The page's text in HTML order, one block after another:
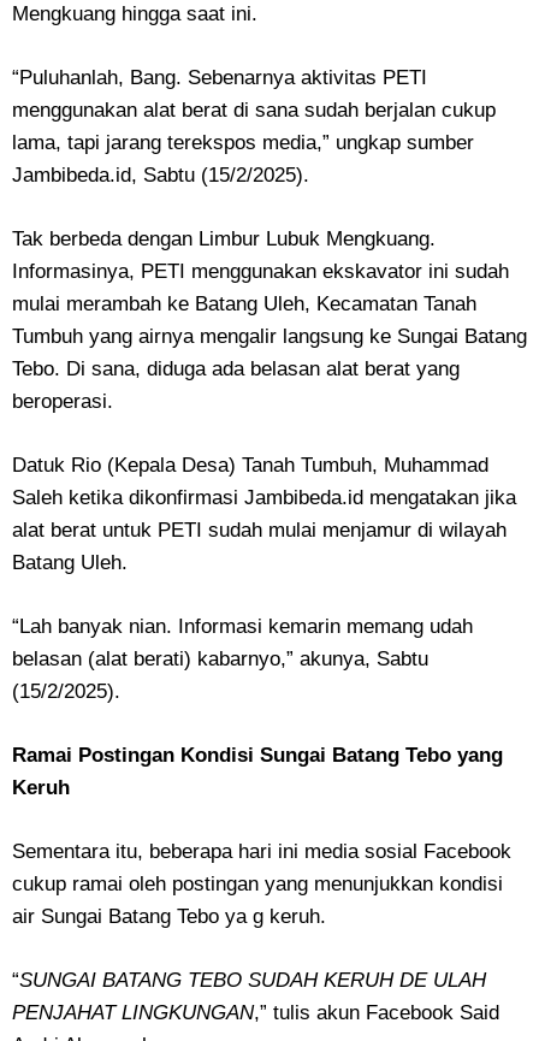
Mengkuang hingga saat ini.
“Puluhanlah, Bang. Sebenarnya aktivitas PETI
menggunakan alat berat di sana sudah berjalan cukup
lama, tapi jarang terekspos media,” ungkap sumber
Jambibeda.id, Sabtu (15/2/2025).
Tak berbeda dengan Limbur Lubuk Mengkuang.
Informasinya, PETI menggunakan ekskavator ini sudah
mulai merambah ke Batang Uleh, Kecamatan Tanah
Tumbuh yang airnya mengalir langsung ke Sungai Batang
Tebo. Di sana, diduga ada belasan alat berat yang
beroperasi.
Datuk Rio (Kepala Desa) Tanah Tumbuh, Muhammad
Saleh ketika dikonfirmasi Jambibeda.id mengatakan jika
alat berat untuk PETI sudah mulai menjamur di wilayah
Batang Uleh.
“Lah banyak nian. Informasi kemarin memang udah
belasan (alat berati) kabarnyo,” akunya, Sabtu
(15/2/2025).
Ramai Postingan Kondisi Sungai Batang Tebo yang
Keruh
Sementara itu, beberapa hari ini media sosial Facebook
cukup ramai oleh postingan yang menunjukkan kondisi
air Sungai Batang Tebo ya g keruh.
“SUNGAI BATANG TEBO SUDAH KERUH DE ULAH
PENJAHAT LINGKUNGAN,” tulis akun Facebook Said